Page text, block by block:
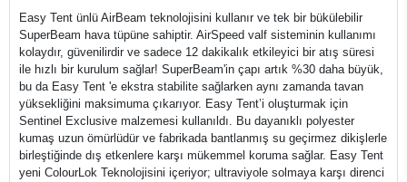
Easy Tent ünlü AirBeam teknolojisini kullanır ve tek bir bükülebilir
SuperBeam hava tüpüne sahiptir. AirSpeed valf sisteminin kullanımı
kolaydır, güvenilirdir ve sadece 12 dakikalık etkileyici bir atış süresi
ile hızlı bir kurulum sağlar! SuperBeam'in çapı artık %30 daha büyük,
bu da Easy Tent 'e ekstra stabilite sağlarken aynı zamanda tavan
yüksekliğini maksimuma çıkarıyor. Easy Tent’i oluşturmak için
Sentinel Exclusive malzemesi kullanıldı. Bu dayanıklı polyester
kumaş uzun ömürlüdür ve fabrikada bantlanmış su geçirmez dikişlerle
birleştiğinde dış etkenlere karşı mükemmel koruma sağlar. Easy Tent
yeni ColourLok Teknolojisini içeriyor; ultraviyole solmaya karşı direnci